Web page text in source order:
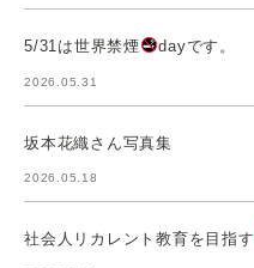
5/31は世界禁煙 dayです。
2026.05.31
坂本花織さん写真集
2026.05.18
社会人リカレント教育を目指す